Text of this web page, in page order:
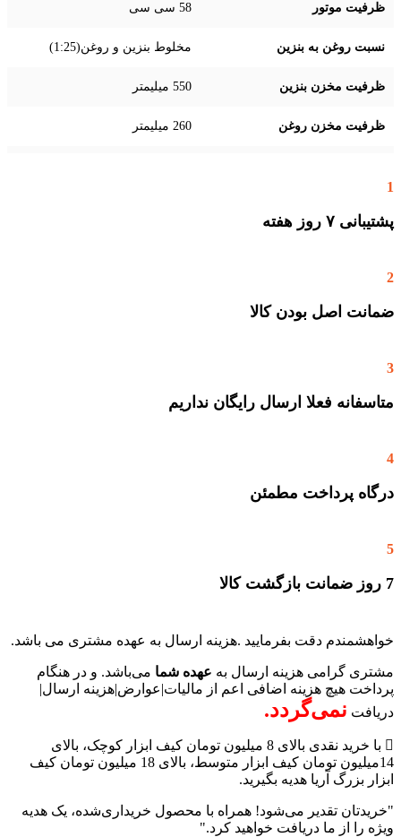
ظرفیت موتور 58 سی سی
نسبت روغن به بنزین مخلوط بنزین و روغن(1:25)
ظرفیت مخزن بنزین 550 میلیمتر
ظرفیت مخزن روغن 260 میلیمتر
1
پشتیبانی ۷ روز ﻫﻔﺘﻪ
2
ﺿﻤﺎﻧﺖ اﺻﻞ ﺑﻮدن ﮐﺎﻟﺎ
3
متاسفانه فعلا ارسال رایگان نداریم
4
درگاه پرداخت مطمئن
5
7 روز ضمانت بازگشت کالا
خواهشمندم دقت بفرمایید .هزینه ارسال به عهده مشتری می باشد.
مشتری گرامی هزینه ارسال به عهده شما می‌باشد. و در هنگام
پرداخت هیچ هزینه اضافی اعم از مالیات|عوارض|هزینه ارسال|
دریافت نمی‌گردد.
با خرید نقدی بالای 8 میلیون تومان کیف ابزار کوچک، بالای
14میلیون تومان کیف ابزار متوسط، بالای 18 میلیون تومان کیف
ابزار بزرگ آریا هدیه بگیرید.
"خریدتان تقدیر می‌شود! همراه با محصول خریداری‌شده، یک هدیه
ویژه را از ما دریافت خواهید کرد."